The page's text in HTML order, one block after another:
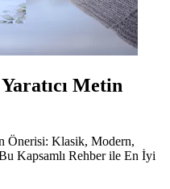
Metin
Önerisi: Klasik, Modern,
Kapsamlı Rehber ile En İyi